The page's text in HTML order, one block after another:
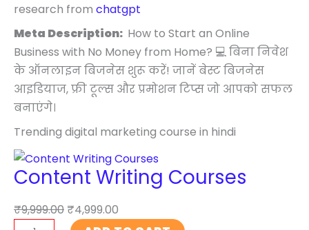
research from chatgpt
Meta Description: How to Start an Online
Business with No Money from Home? 💻 बिना निवेश
के ऑनलाइन बिजनेस शुरू करें! जानें बेस्ट बिजनेस
आइडियाज, फ्री टूल्स और प्रमोशन टिप्स जो आपको सफल
बनाएंगे।
Trending digital marketing course in hindi
Content Writing Courses
₹9,999.00 ₹4,999.00